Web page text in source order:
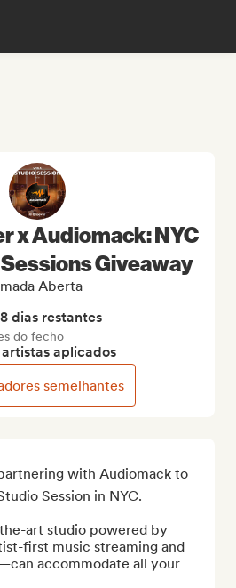
with Audiomack to
Session in NYC.
art studio powered by
first music streaming and
accommodate all your
x Audiomack: NYC
Giveaway
Aberta
dias restantes
do fecho
artistas aplicados
semelhantes